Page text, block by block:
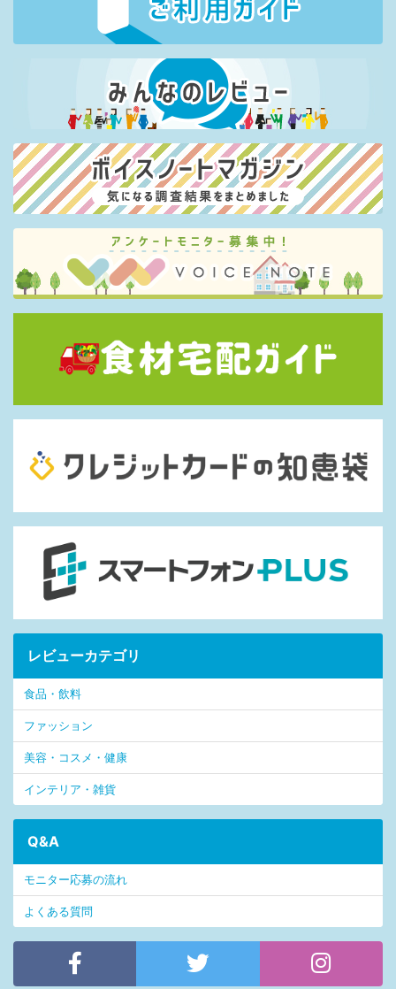
レビューカテゴリ
食品・飲料
ファッション
美容・コスメ・健康
インテリア・雑貨
Q&A
モニター応募の流れ
よくある質問